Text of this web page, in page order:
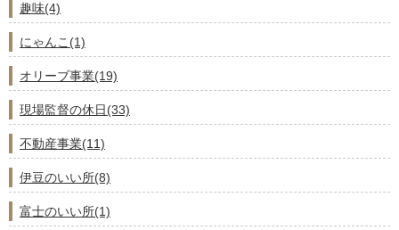
趣味(4)
にゃんこ(1)
オリーブ事業(19)
現場監督の休日(33)
不動産事業(11)
伊豆のいい所(8)
富士のいい所(1)